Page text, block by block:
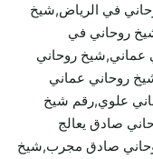
في الرياض,شيخ
روحاني في
عماني,شيخ روحاني
روحاني عماني
علوي,رقم شيخ
صادق يعالج
صادق مجرب,شيخ